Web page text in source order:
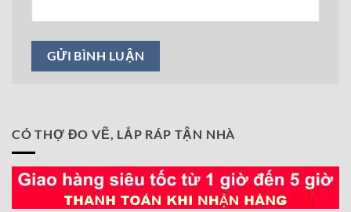
CÓ THỢ ĐO VẼ, LẮP RÁP TẬN NHÀ